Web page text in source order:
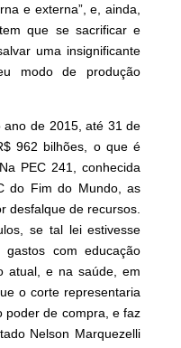
e externa”, e, ainda,
que se sacrificar e
uma insignificante
modo de produção
ano de 2015, até 31 de
962 bilhões, o que é
PEC 241, conhecida
do Fim do Mundo, as
desfalque de recursos.
se tal lei estivesse
com educação
atual, e na saúde, em
o corte representaria
poder de compra, e faz
Nelson Marquezelli